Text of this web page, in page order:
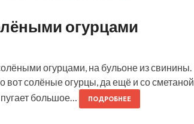
огурцами
огурцами, на бульоне из свинины.
вот солёные огурцы, да ещё и со сметаной,
большое…
ПОДРОБНЕЕ